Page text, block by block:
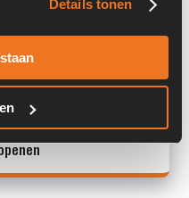
Details tonen